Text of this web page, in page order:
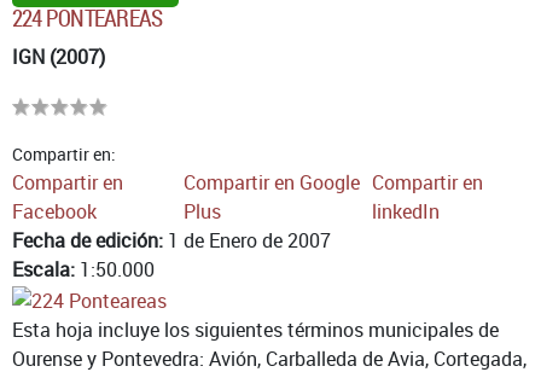
224 PONTEAREAS
IGN (2007)
Compartir en:
Compartir en
Facebook
Compartir en Google
Plus
Compartir en
linkedIn
Fecha de edición: 1 de Enero de 2007
Escala: 1:50.000
Esta hoja incluye los siguientes términos municipales de
Ourense y Pontevedra: Avión, Carballeda de Avia, Cortegada,